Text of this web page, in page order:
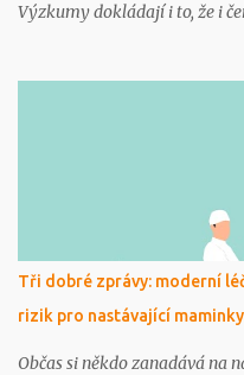
Výzkumy dokládají i to, že i
odpovídalo zhruba až šesti
tolik vypije jen málokdo.
přispívá k dennímu příjmu
projeví až při velmi vysoké
osob, které na jeho
hrozila př...
Tři dobré zprávy: moderní
rizik pro nastávající maminky
Občas si někdo zanadává na